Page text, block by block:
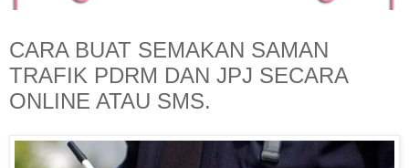
CARA BUAT SEMAKAN SAMAN
TRAFIK PDRM DAN JPJ SECARA
ONLINE ATAU SMS.